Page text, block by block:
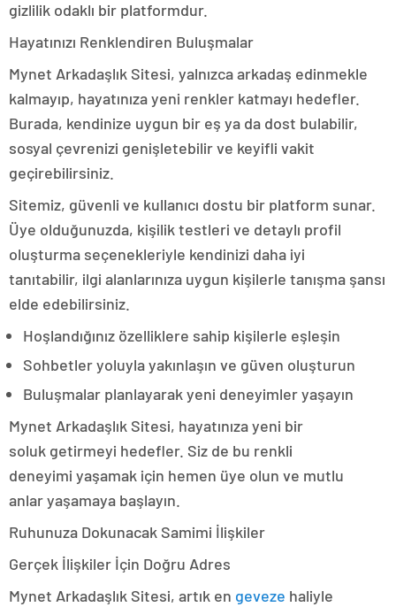
gizlilik odaklı bir platformdur.
Hayatınızı Renklendiren Buluşmalar
Mynet Arkadaşlık Sitesi, yalnızca arkadaş edinmekle
kalmayıp, hayatınıza yeni renkler katmayı hedefler.
Burada, kendinize uygun bir eş ya da dost bulabilir,
sosyal çevrenizi genişletebilir ve keyifli vakit
geçirebilirsiniz.
Sitemiz, güvenli ve kullanıcı dostu bir platform sunar.
Üye olduğunuzda, kişilik testleri ve detaylı profil
oluşturma seçenekleriyle kendinizi daha iyi
tanıtabilir, ilgi alanlarınıza uygun kişilerle tanışma şansı
elde edebilirsiniz.
Hoşlandığınız özelliklere sahip kişilerle eşleşin
Sohbetler yoluyla yakınlaşın ve güven oluşturun
Buluşmalar planlayarak yeni deneyimler yaşayın
Mynet Arkadaşlık Sitesi, hayatınıza yeni bir
soluk getirmeyi hedefler. Siz de bu renkli
deneyimi yaşamak için hemen üye olun ve mutlu
anlar yaşamaya başlayın.
Ruhunuza Dokunacak Samimi İlişkiler
Gerçek İlişkiler İçin Doğru Adres
Mynet Arkadaşlık Sitesi, artık en geveze haliyle